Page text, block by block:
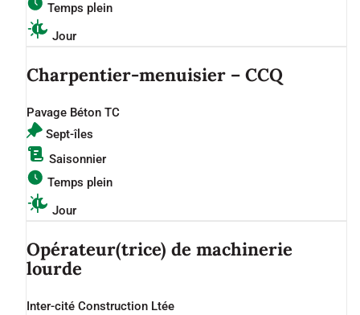
Temps plein
Jour
Charpentier-menuisier – CCQ
Pavage Béton TC
Sept-îles
Saisonnier
Temps plein
Jour
Opérateur(trice) de machinerie
lourde
Inter-cité Construction Ltée